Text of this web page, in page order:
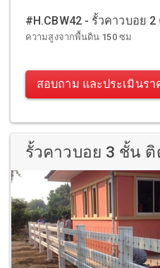
#H.CBW42 - รั้วคาวบอย
ความสูงจากพื้นดิน 150 ซม
สอบถาม และประเมินรา
รั้วคาวบอย 3 ชั้น